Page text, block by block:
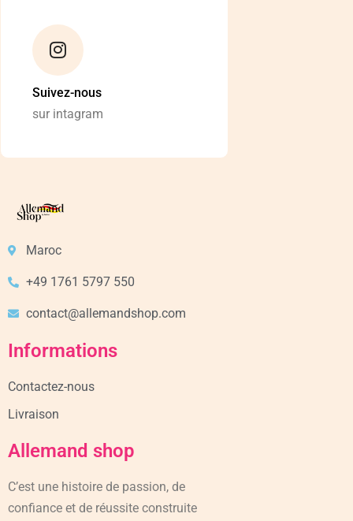
Suivez-nous
sur intagram
Maroc
+49 1761 5797 550
contact@allemandshop.com
Informations
Contactez-nous
Livraison
Allemand shop
C’est une histoire de passion, de
confiance et de réussite construite